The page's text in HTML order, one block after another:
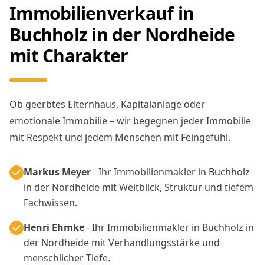
Immobilienverkauf in
Buchholz in der Nordheide
mit Charakter
Ob geerbtes Elternhaus, Kapitalanlage oder
emotionale Immobilie – wir begegnen jeder Immobilie
mit Respekt und jedem Menschen mit Feingefühl.
Markus Meyer- Ihr Immobilienmakler in Buchholz
in der Nordheide mit Weitblick, Struktur und tiefem
Fachwissen.
Henri Ehmke- Ihr Immobilienmakler in Buchholz in
der Nordheide mit Verhandlungsstärke und
menschlicher Tiefe.